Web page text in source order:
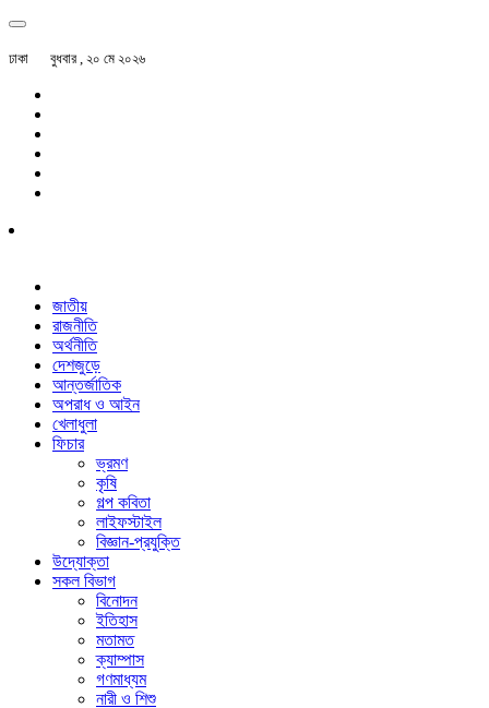
ঢাকা বুধবার , ২০ মে ২০২৬
জাতীয়
রাজনীতি
অর্থনীতি
দেশজুড়ে
আন্তর্জাতিক
অপরাধ ও আইন
খেলাধুলা
ফিচার
ভ্রমণ
কৃষি
গল্প ক‌বিতা
লাইফস্টাইল
বিজ্ঞান-প্রযুক্তি
উদ্যোক্তা
সকল বিভাগ
বিনোদন
ইতিহাস
মতামত
ক্যাম্পাস
গণমাধ্যম
নারী ও শিশু